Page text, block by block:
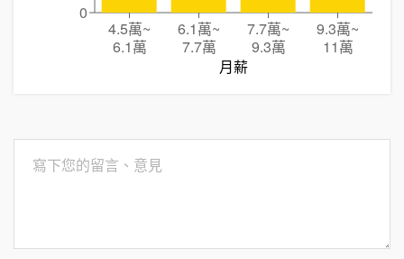
4.5萬~
6.1萬
6.1萬~
7.7萬
7.7萬~
9.3萬
9.3萬~
11萬
月薪
0